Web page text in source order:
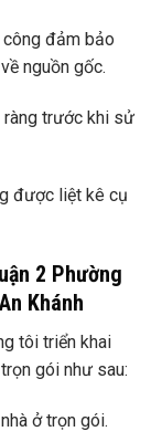
đảm bảo
nguồn gốc.
trước khi sử
được liệt kê cụ
2 Phường
Khánh
tôi triển khai
gói như sau:
ở trọn gói.